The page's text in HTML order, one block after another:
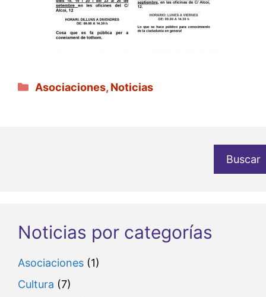
Categorías
Asociaciones, Noticias
Buscar
Noticias por categorías
Asociaciones (1)
Cultura (7)